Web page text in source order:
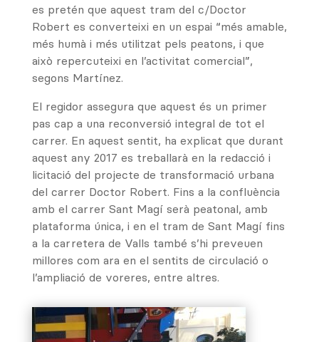
es pretén que aquest tram del c/Doctor
Robert es converteixi en un espai “més amable,
més humà i més utilitzat pels peatons, i que
això repercuteixi en l’activitat comercial”,
segons Martínez.
El regidor assegura que aquest és un primer
pas cap a una reconversió integral de tot el
carrer. En aquest sentit, ha explicat que durant
aquest any 2017 es treballarà en la redacció i
licitació del projecte de transformació urbana
del carrer Doctor Robert. Fins a la confluència
amb el carrer Sant Magí serà peatonal, amb
plataforma única, i en el tram de Sant Magí fins
a la carretera de Valls també s’hi preveuen
millores com ara en el sentits de circulació o
l’ampliació de voreres, entre altres.